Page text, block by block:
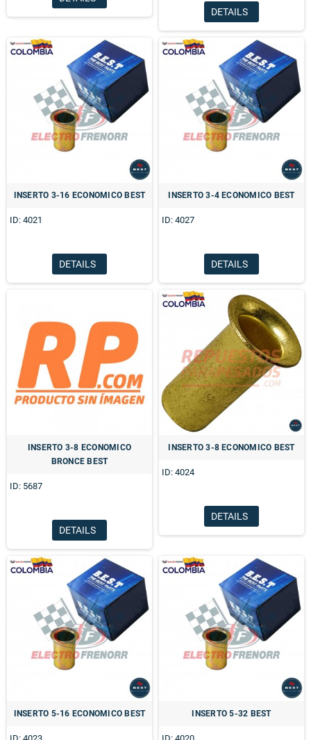
DETAILS
INSERTO 3-16 ECONOMICO BEST
ID: 4021
DETAILS
INSERTO 3-4 ECONOMICO BEST
ID: 4027
DETAILS
INSERTO 3-8 ECONOMICO
BRONCE BEST
ID: 5687
DETAILS
INSERTO 3-8 ECONOMICO BEST
ID: 4024
DETAILS
INSERTO 5-16 ECONOMICO BEST INSERTO 5-32 BEST